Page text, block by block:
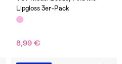
Lipgloss 3er-Pack
8,99 €